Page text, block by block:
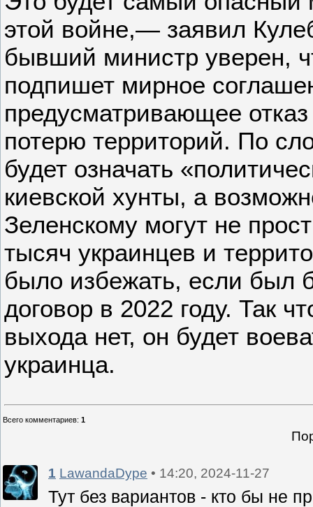
этой войне,— заявил
бывший министр уверен,
подпишет мирное
предусматривающее
потерю территорий. По
будет означать
киевской хунты, а
Зеленскому могут не
тысяч украинцев и
было избежать, если был
договор в 2022 году. Так
выхода нет, он будет
украинца.
Всего комментариев: 1
1 LawandaDype • 14:20, 2024-11-27
Тут без вариантов - кто бы не